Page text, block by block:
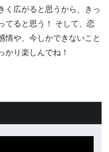
く広がると思うから、きっ
てると思う！ そして、恋
情や、今しかできないこと
かり楽しんでね！